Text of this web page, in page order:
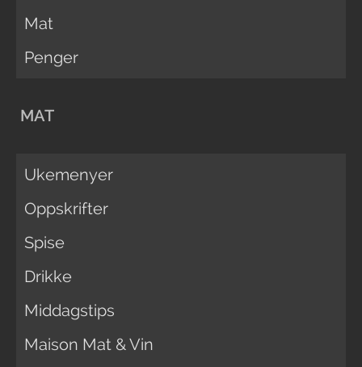
Mat
Penger
MAT
Ukemenyer
Oppskrifter
Spise
Drikke
Middagstips
Maison Mat & Vin